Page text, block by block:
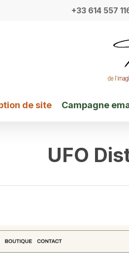
+33 614 557
de site Campagne
UFO